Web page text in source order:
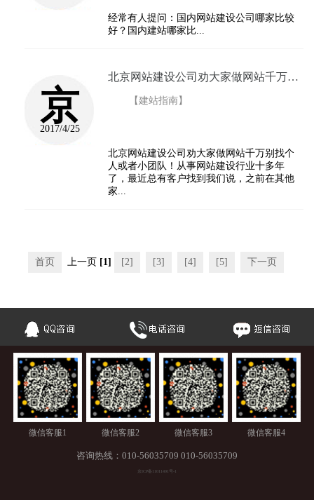
经常有人提问：国内网站建设公司哪家比较
好？国内建站哪家比...
京
2017/4/25
北京网站建设公司劝大家做网站千万别找个人小团...
【建站指南】
北京网站建设公司劝大家做网站千万别找个
人或者小团队！从事网站建设行业十多年
了，最近总有客户找到我们说，之前在其他
家...
首页 上一页 [1] [2] [3] [4] [5] 下一页
微信客服1 微信客服2 微信客服3 微信客服4
咨询热线： 010-56035709 010-56035709
京ICP备11011491号-1